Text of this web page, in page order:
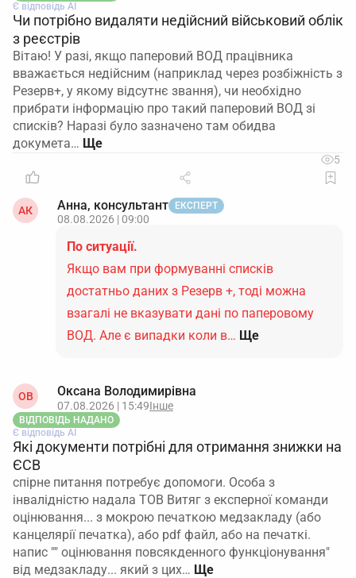
Є відповідь АІ
Чи потрібно видаляти недійсний військовий облік
з реєстрів
Вітаю! У разі, якщо паперовий ВОД працівника
вважається недійсним (наприклад через розбіжність з
Резерв+, у якому відсутнє звання), чи необхідно
прибрати інформацію про такий паперовий ВОД зі
списків? Наразі було зазначено там обидва
докумета…
5
АК Анна, консультант ЕКСПЕРТ
08.08.2026 | 09:00
По ситуації.
Якщо вам при формуванні списків
достатньо даних з Резерв +, тоді можна
взагалі не вказувати дані по паперовому
ВОД. Але є випадки коли в… Ще
ОВ Оксана Володимирівна
07.08.2026 | 15:49Інше
ВІДПОВІДЬ НАДАНО
Є відповідь АІ
Які документи потрібні для отримання знижки на
ЄСВ
спірне питання потребує допомоги. Особа з
інвалідністю надала ТОВ Витяг з експерної команди
оцінювання... з мокрою печаткою медзакладу (або
канцелярії печатка), або pdf файл, або на печаткі.
напис "" оцінювання повсякденного функціонування"
від медзакладу... який з цих…